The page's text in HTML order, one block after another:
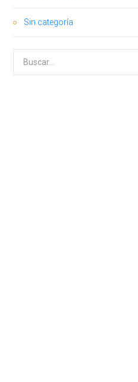
Sin categoría
por: